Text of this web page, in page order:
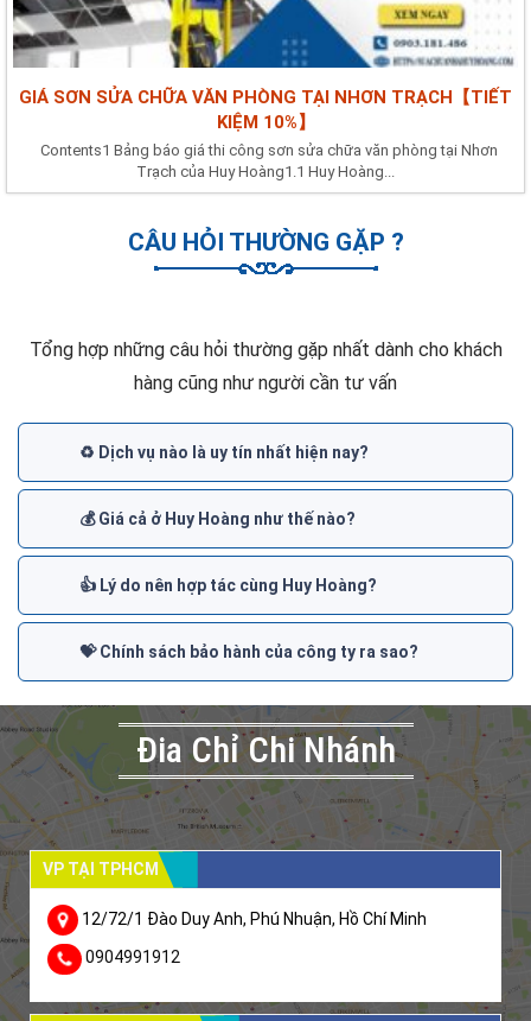
GIÁ SƠN SỬA CHỮA VĂN PHÒNG TẠI NHƠN TRẠCH【TIẾT
KIỆM 10%】
Contents1 Bảng báo giá thi công sơn sửa chữa văn phòng tại Nhơn
Trạch của Huy Hoàng1.1 Huy Hoàng...
CÂU HỎI THƯỜNG GẶP ?
Tổng hợp những câu hỏi thường gặp nhất dành cho khách
hàng cũng như người cần tư vấn
♻️ Dịch vụ nào là uy tín nhất hiện nay?
💰 Giá cả ở Huy Hoàng như thế nào?
👍 Lý do nên hợp tác cùng Huy Hoàng?
💝 Chính sách bảo hành của công ty ra sao?
Đia Chỉ Chi Nhánh
VP TẠI TPHCM
12/72/1 Đào Duy Anh, Phú Nhuận, Hồ Chí Minh
0904991912